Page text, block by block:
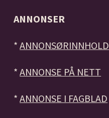
ANNONSER
*ANNONSØRINNHOLD
*ANNONSE PÅ NETT
*ANNONSE I FAGBLAD